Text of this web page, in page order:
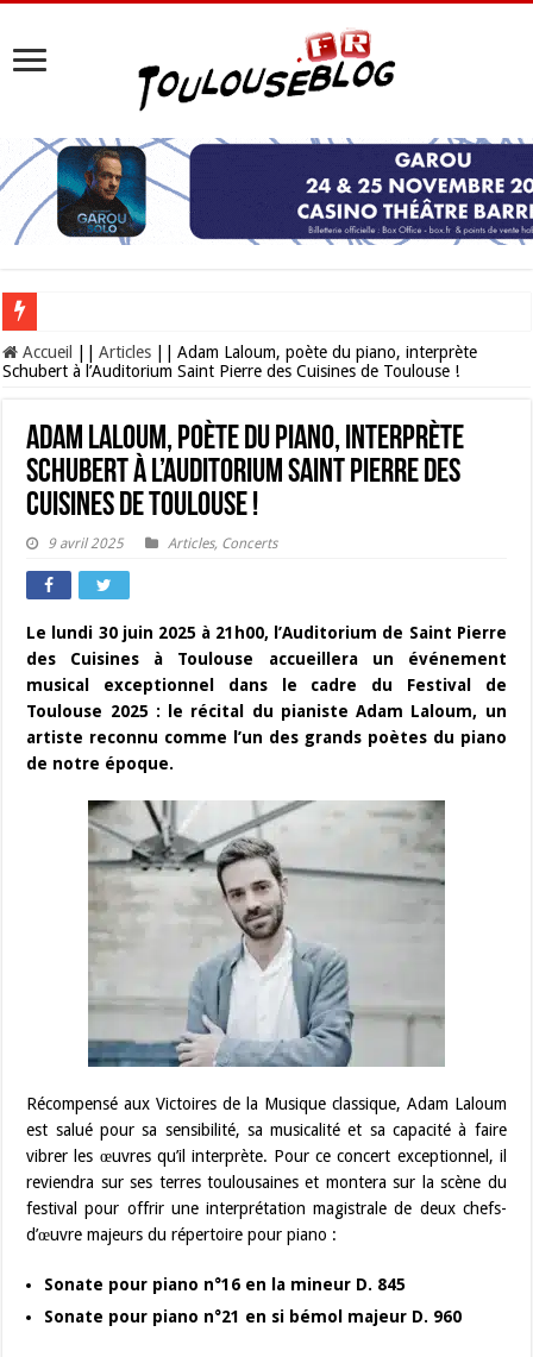
Les Nocturnes de la Cité de l’espace 2026 : l’événement incontournable de
Accueil Articles
Adam Laloum, poète du piano, interprète
Schubert à l’Auditorium Saint Pierre des Cuisines de Toulouse !
Adam Laloum, poète du piano, interprète
Schubert à l’Auditorium Saint Pierre des
Cuisines de Toulouse !
9 avril 2025 Articles, Concerts
Le lundi 30 juin 2025 à 21h00, l’Auditorium de Saint Pierre
des Cuisines à Toulouse accueillera un événement
musical exceptionnel dans le cadre du Festival de
Toulouse 2025 : le récital du pianiste Adam Laloum, un
artiste reconnu comme l’un des grands poètes du piano
de notre époque.
Récompensé aux Victoires de la Musique classique, Adam Laloum
est salué pour sa sensibilité, sa musicalité et sa capacité à faire
vibrer les œuvres qu’il interprète. Pour ce concert exceptionnel, il
reviendra sur ses terres toulousaines et montera sur la scène du
festival pour offrir une interprétation magistrale de deux chefs-
d’œuvre majeurs du répertoire pour piano :
Sonate pour piano n°16 en la mineur D. 845
Sonate pour piano n°21 en si bémol majeur D. 960